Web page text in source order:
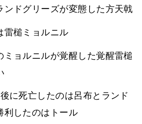
ンドグリーズが変態した方天戟
雷槌ミョルニル
ミョルニルが覚醒した覚醒雷槌
に死亡したのは呂布とランド
利したのはトール